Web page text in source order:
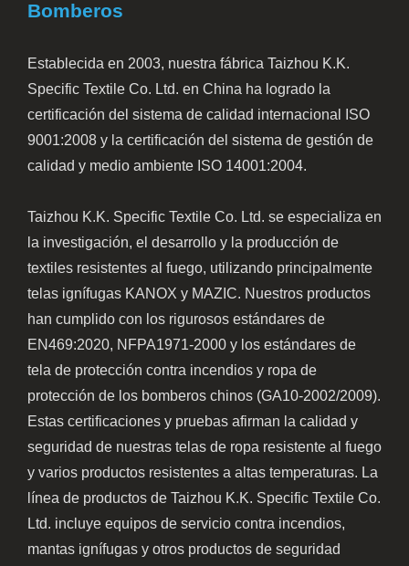
Bomberos
Establecida en 2003, nuestra fábrica Taizhou K.K.
Specific Textile Co. Ltd. en China ha logrado la
certificación del sistema de calidad internacional ISO
9001:2008 y la certificación del sistema de gestión de
calidad y medio ambiente ISO 14001:2004.
Taizhou K.K. Specific Textile Co. Ltd. se especializa en
la investigación, el desarrollo y la producción de
textiles resistentes al fuego, utilizando principalmente
telas ignífugas KANOX y MAZIC. Nuestros productos
han cumplido con los rigurosos estándares de
EN469:2020, NFPA1971-2000 y los estándares de
tela de protección contra incendios y ropa de
protección de los bomberos chinos (GA10-2002/2009).
Estas certificaciones y pruebas afirman la calidad y
seguridad de nuestras telas de ropa resistente al fuego
y varios productos resistentes a altas temperaturas. La
línea de productos de Taizhou K.K. Specific Textile Co.
Ltd. incluye equipos de servicio contra incendios,
mantas ignífugas y otros productos de seguridad